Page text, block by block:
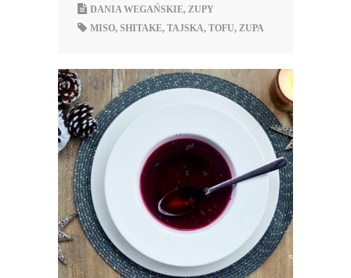
DANIA WEGAŃSKIE, ZUPY
MISO, SHITAKE, TAJSKA, TOFU, ZUPA